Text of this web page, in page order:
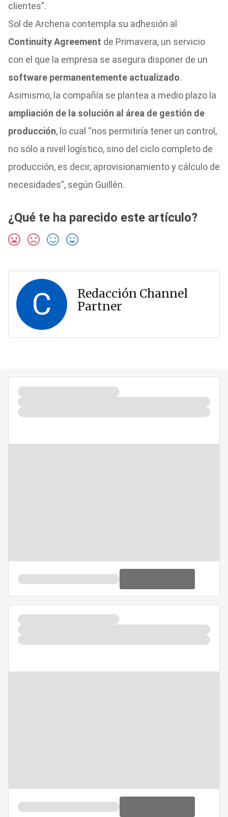
clientes”.
Sol de Archena contempla su adhesión al
Continuity Agreement de Primavera, un servicio
con el que la empresa se asegura disponer de un
software permanentemente actualizado.
Asimismo, la compañía se plantea a medio plazo la
ampliación de la solución al área de gestión de
producción, lo cual “nos permitiría tener un control,
no sólo a nivel logístico, sino del ciclo completo de
producción, es decir, aprovisionamiento y cálculo de
necesidades”, según Guillén.
¿Qué te ha parecido este artículo?
C
Redacción Channel
Partner